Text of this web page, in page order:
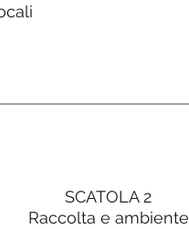
SCATOLA 2
Raccolta e ambiente